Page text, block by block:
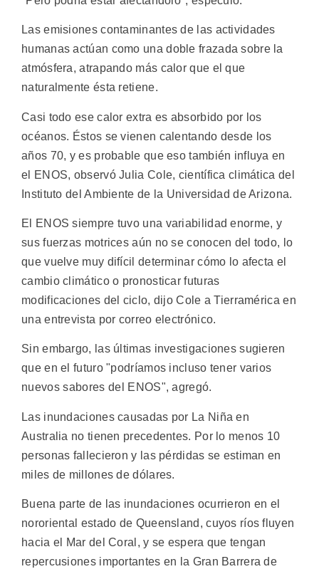
Las emisiones contaminantes de las actividades
humanas actúan como una doble frazada sobre la
atmósfera, atrapando más calor que el que
naturalmente ésta retiene.
Casi todo ese calor extra es absorbido por los
océanos. Éstos se vienen calentando desde los
años 70, y es probable que eso también influya en
el ENOS, observó Julia Cole, científica climática del
Instituto del Ambiente de la Universidad de Arizona.
El ENOS siempre tuvo una variabilidad enorme, y
sus fuerzas motrices aún no se conocen del todo, lo
que vuelve muy difícil determinar cómo lo afecta el
cambio climático o pronosticar futuras
modificaciones del ciclo, dijo Cole a Tierramérica en
una entrevista por correo electrónico.
Sin embargo, las últimas investigaciones sugieren
que en el futuro "podríamos incluso tener varios
nuevos sabores del ENOS", agregó.
Las inundaciones causadas por La Niña en
Australia no tienen precedentes. Por lo menos 10
personas fallecieron y las pérdidas se estiman en
miles de millones de dólares.
Buena parte de las inundaciones ocurrieron en el
nororiental estado de Queensland, cuyos ríos fluyen
hacia el Mar del Coral, y se espera que tengan
repercusiones importantes en la Gran Barrera de